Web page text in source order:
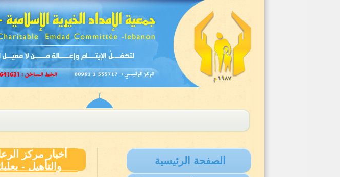
الصفحة الرئيسية
أخبار مركز
والتأهيل -